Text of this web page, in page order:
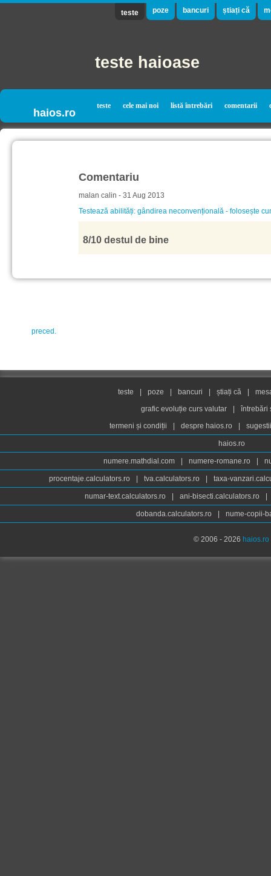
teste poze bancuri știați că
teste haioase
haios.ro
teste cele mai noi listă întrebări comentarii
Comentariu
malan calin - 31 Aug 2013
Testează abilități: gândirea neconvențională - folosește
8/10 destul de bine
preced.
teste poze bancuri știați că
grafic evoluție curs valutar
întrebări
termeni și condiții
despre haios.ro
haios.ro
numere.mathdial.com numere-romane.ro
procentaje.calculators.ro tva.calculators.ro taxa-
numar-text.calculators.ro ani-bisecti.calculators.ro
dobanda.calculators.ro nume-copii-
© 2006 - 2026 haios.ro